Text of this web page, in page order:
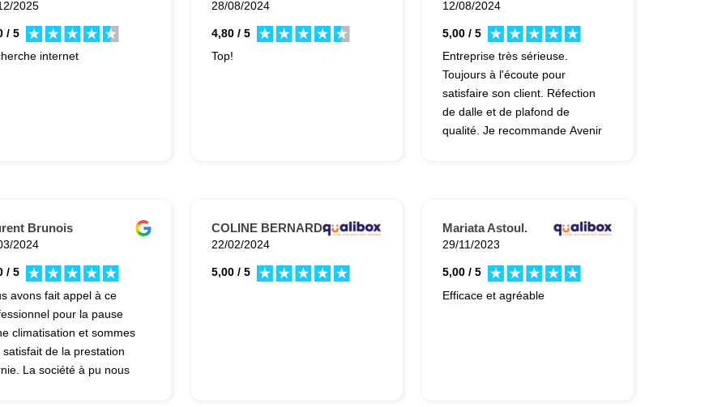
2025
/ 5
internet
28/08/2024
4,80 / 5
Top!
12/08/2024
5,00 / 5
Entreprise très sérieuse.
Toujours à l'écoute pour
satisfaire son client. Réfection
de dalle et de plafond de
qualité. Je recommande Avenir
Brunois
2024
/ 5
avons fait appel à ce
pour la pause
climatisation et sommes
satisfait de la prestation
La société à pu nous
COLINE BERNARD.
22/02/2024
5,00 / 5
Mariata Astoul.
29/11/2023
5,00 / 5
Efficace et agréable